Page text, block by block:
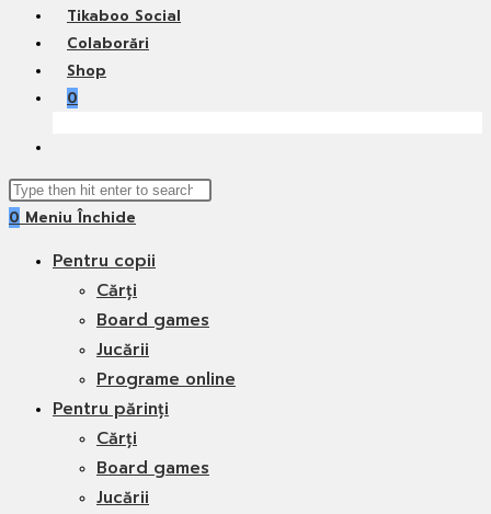
Tikaboo Social
Colaborări
Shop
0
search
Search
this
0 Meniu Închide
Pentru copii
Cărți
Board games
Jucării
Programe online
Pentru părinți
Cărți
Board games
Jucării